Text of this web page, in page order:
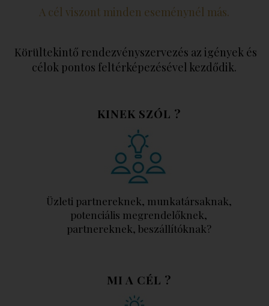
A cél viszont minden eseménynél más.
Körültekintő rendezvényszervezés az igények és
célok pontos feltérképezésével kezdődik.
KINEK SZÓL ?
Üzleti partnereknek, munkatársaknak,
potenciális megrendelőknek,
partnereknek, beszállítóknak?
MI A CÉL ?